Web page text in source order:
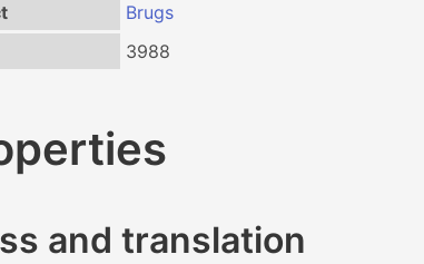
Brugs
3988
and translation